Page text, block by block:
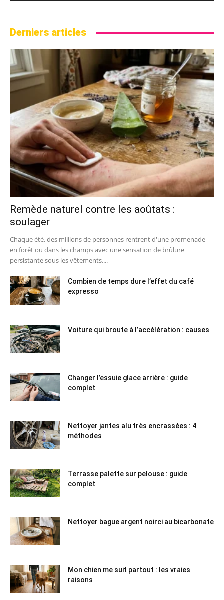
Derniers articles
Remède naturel contre les aoûtats :
soulager
Chaque été, des millions de personnes rentrent d'une promenade
en forêt ou dans les champs avec une sensation de brûlure
persistante sous les vêtements....
Combien de temps dure l’effet du café
expresso
Voiture qui broute à l’accélération : causes
Changer l’essuie glace arrière : guide
complet
Nettoyer jantes alu très encrassées : 4
méthodes
Terrasse palette sur pelouse : guide
complet
Nettoyer bague argent noirci au bicarbonate
Mon chien me suit partout : les vraies
raisons